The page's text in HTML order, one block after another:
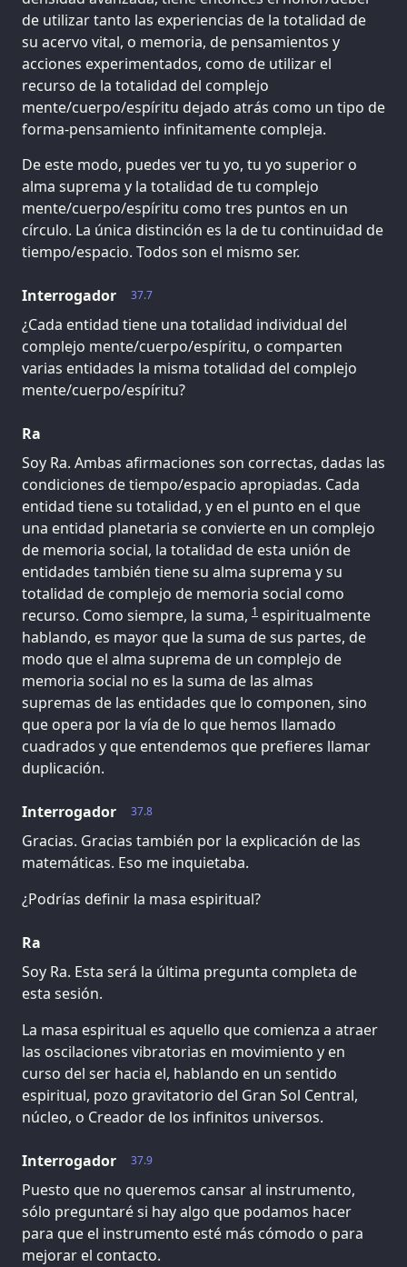
de utilizar tanto las experiencias de la totalidad de
su acervo vital, o memoria, de pensamientos y
acciones experimentados, como de utilizar el
recurso de la totalidad del complejo
mente/cuerpo/espíritu dejado atrás como un tipo de
forma-pensamiento infinitamente compleja.
De este modo, puedes ver tu yo, tu yo superior o
alma suprema y la totalidad de tu complejo
mente/cuerpo/espíritu como tres puntos en un
círculo. La única distinción es la de tu continuidad de
tiempo/espacio. Todos son el mismo ser.
37.7
Interrogador
¿Cada entidad tiene una totalidad individual del
complejo mente/cuerpo/espíritu, o comparten
varias entidades la misma totalidad del complejo
mente/cuerpo/espíritu?
Ra
Soy Ra. Ambas afirmaciones son correctas, dadas las
condiciones de tiempo/espacio apropiadas. Cada
entidad tiene su totalidad, y en el punto en el que
una entidad planetaria se convierte en un complejo
de memoria social, la totalidad de esta unión de
entidades también tiene su alma suprema y su
totalidad de complejo de memoria social como
recurso. Como siempre, la suma, 1 espiritualmente
hablando, es mayor que la suma de sus partes, de
modo que el alma suprema de un complejo de
memoria social no es la suma de las almas
supremas de las entidades que lo componen, sino
que opera por la vía de lo que hemos llamado
cuadrados y que entendemos que prefieres llamar
duplicación.
37.8
Interrogador
Gracias. Gracias también por la explicación de las
matemáticas. Eso me inquietaba.
¿Podrías definir la masa espiritual?
Ra
Soy Ra. Esta será la última pregunta completa de
esta sesión.
La masa espiritual es aquello que comienza a atraer
las oscilaciones vibratorias en movimiento y en
curso del ser hacia el, hablando en un sentido
espiritual, pozo gravitatorio del Gran Sol Central,
núcleo, o Creador de los infinitos universos.
37.9
Interrogador
Puesto que no queremos cansar al instrumento,
sólo preguntaré si hay algo que podamos hacer
para que el instrumento esté más cómodo o para
mejorar el contacto.